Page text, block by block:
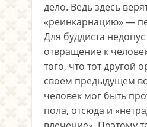
дело. Ведь здесь
«реинкарнацию» —
Для буддиста
отвращение к
того, что тот другой
своем предыдущем
человек мог быть
пола, отсюда и